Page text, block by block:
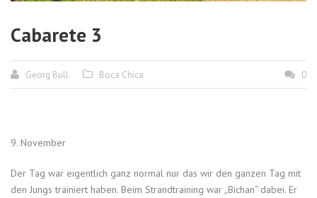
Cabarete 3
Georg Bull Boca Chica 0
9. November
Der Tag war eigentlich ganz normal nur das wir den ganzen Tag mit
den Jungs trainiert haben. Beim Strandtraining war „Bichan“ dabei. Er